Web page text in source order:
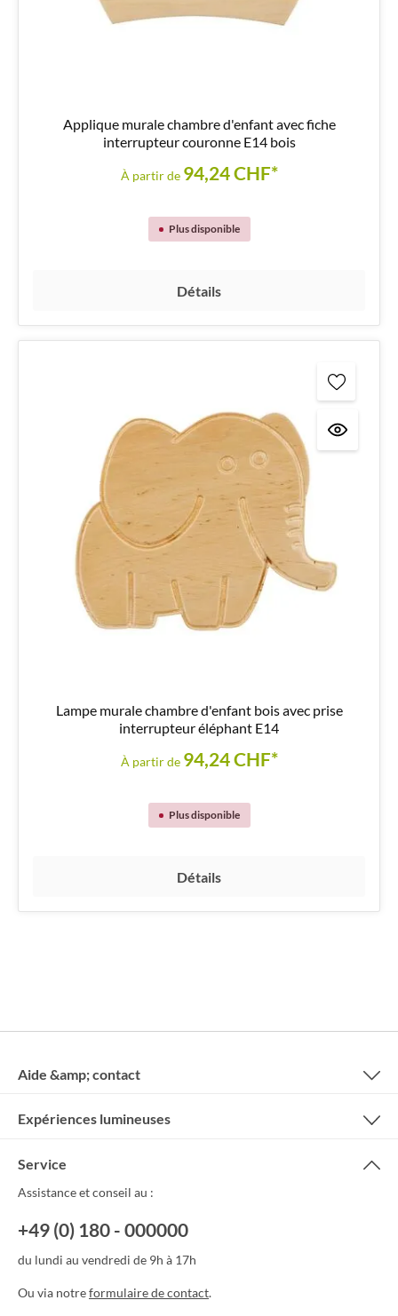
Applique murale chambre d'enfant avec fiche
interrupteur couronne E14 bois
À partir de 94,24 CHF*
Plus disponible
Détails
Lampe murale chambre d'enfant bois avec prise
interrupteur éléphant E14
À partir de 94,24 CHF*
Plus disponible
Détails
Service
Assistance et conseil au :
+49 (0) 180 - 000000
du lundi au vendredi de 9h à 17h
Ou via notreformulaire de contact.
Aide &amp; contact
Expériences lumineuses